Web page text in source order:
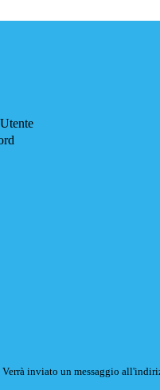
Verrà inviato un messaggio